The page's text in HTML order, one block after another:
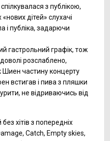
з публікою,
дітей» слухачі
і публіка, задарючи
гастрольний графік, тож
розслаблено,
частину концерту
встигав і пива з пляшки
не відриваючись від
хітів з попередніх
Catch, Empty skies,